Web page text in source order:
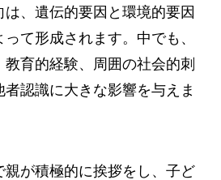
は、遺伝的要因と環境的要因
て形成されます。中でも、
育的経験、周囲の社会的刺
認識に大きな影響を与えま
親が積極的に挨拶をし、子ど